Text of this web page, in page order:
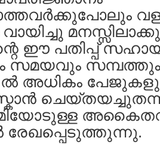
ഈ പതിപ്പ്
സമയവും
ല്‍ അധികം
രേഖപ്പെടുത്തുന്നു.